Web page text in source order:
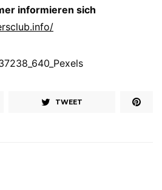
informieren sich
TWEET